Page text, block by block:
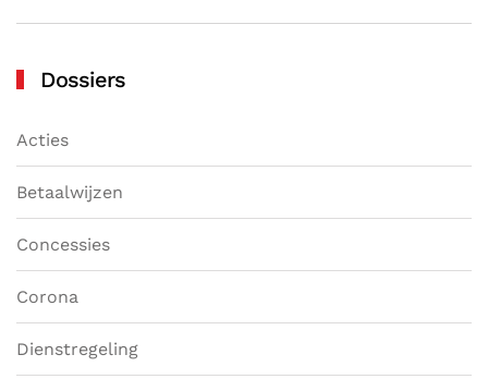
Dossiers
Acties
Betaalwijzen
Concessies
Corona
Dienstregeling